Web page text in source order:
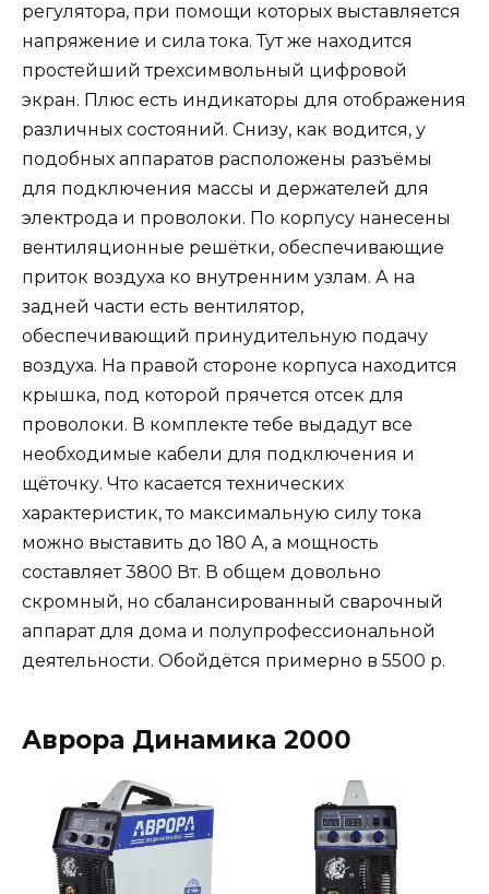
регулятора, при помощи которых выставляется
напряжение и сила тока. Тут же находится
простейший трехсимвольный цифровой
экран. Плюс есть индикаторы для отображения
различных состояний. Снизу, как водится, у
подобных аппаратов расположены разъёмы
для подключения массы и держателей для
электрода и проволоки. По корпусу нанесены
вентиляционные решётки, обеспечивающие
приток воздуха ко внутренним узлам. А на
задней части есть вентилятор,
обеспечивающий принудительную подачу
воздуха. На правой стороне корпуса находится
крышка, под которой прячется отсек для
проволоки. В комплекте тебе выдадут все
необходимые кабели для подключения и
щёточку. Что касается технических
характеристик, то максимальную силу тока
можно выставить до 180 А, а мощность
составляет 3800 Вт. В общем довольно
скромный, но сбалансированный сварочный
аппарат для дома и полупрофессиональной
деятельности. Обойдётся примерно в 5500 р.
Аврора Динамика 2000